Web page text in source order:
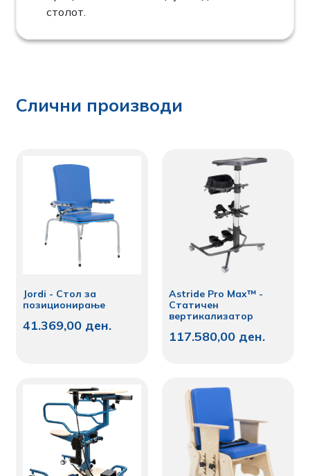
столот.
Слични производи
Jordi - Стол за
позиционирање
41.369,00 ден.
Astride Pro Max™ -
Статичен
вертикализатор
117.580,00 ден.